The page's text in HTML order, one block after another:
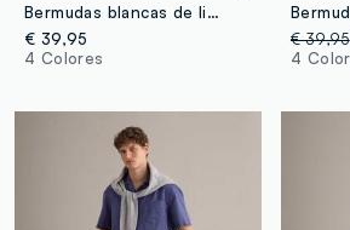
Bermudas blancas de lino puro con cintura elástica
€ 39,95
4 Colores
€ 39,95
4